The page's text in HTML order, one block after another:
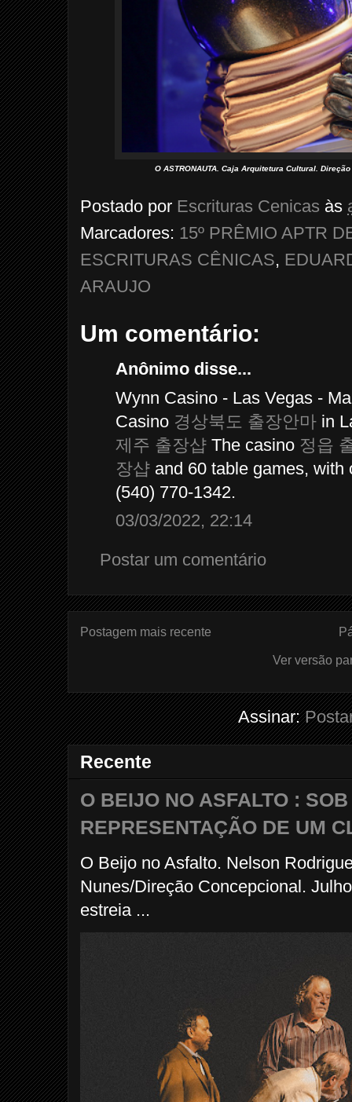
O ASTRONAUTA. Caja Arquitetura Cultural.
Postado por Escrituras Cenicas às
Marcadores: 15º PRÊMIO APTR
ESCRITURAS CÊNICAS,
ARAUJO
Um comentário:
Anônimo disse...
Wynn Casino - Las Vegas -
Casino 경상북도 출장안마 in
제주 출장샵 The casino 정읍
장샵 and 60 table games,
(540) 770-1342.
03/03/2022, 22:14
Postar um comentário
Postagem mais recente
Ver versão
Assinar:
Recente
O BEIJO NO ASFALTO :
REPRESENTAÇÃO DE UM
O Beijo no Asfalto. Nelson
Nunes/Direção Concepcional.
estreia ...